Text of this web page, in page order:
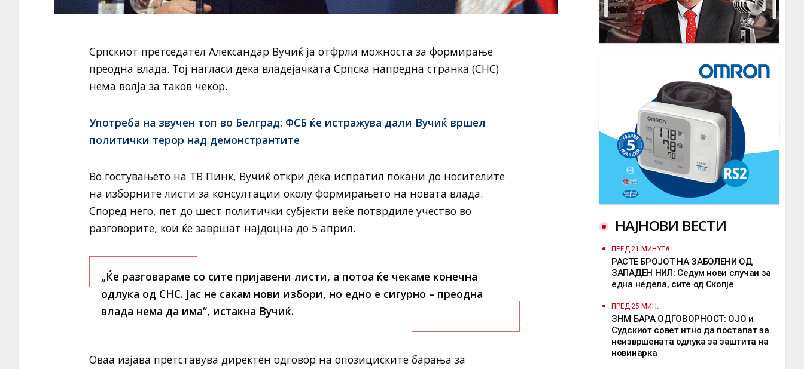
Српскиот претседател Александар Вучиќ ја отфрли можноста за формирање
преодна влада. Тој нагласи дека владејачката Српска напредна странка (СНС)
нема волја за таков чекор.
Употреба на звучен топ во Белград: ФСБ ќе истражува дали Вучиќ вршел
политички терор над демонстрантите
Во гостувањето на ТВ Пинк, Вучиќ откри дека испратил покани до носителите
на изборните листи за консултации околу формирањето на новата влада.
Според него, пет до шест политички субјекти веќе потврдиле учество во
разговорите, кои ќе завршат најдоцна до 5 април.
„Ќе разговараме со сите пријавени листи, а потоа ќе чекаме конечна
одлука од СНС. Јас не сакам нови избори, но едно е сигурно – преодна
влада нема да има“, истакна Вучиќ.
Оваа изјава претставува директен одговор на опозициските барања за
НАЈНОВИ ВЕСТИ
ПРЕД 21 МИНУТА
РАСТЕ БРОЈОТ НА ЗАБОЛЕНИ ОД
ЗАПАДЕН НИЛ: Седум нови случаи за
една недела, сите од Скопје
ПРЕД 25 МИН.
ЗНМ БАРА ОДГОВОРНОСТ: ОЈО и
Судскиот совет итно да постапат за
неизвршената одлука за заштита на
новинарка